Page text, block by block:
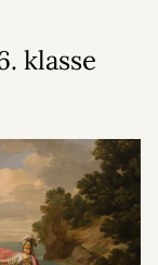
klasse